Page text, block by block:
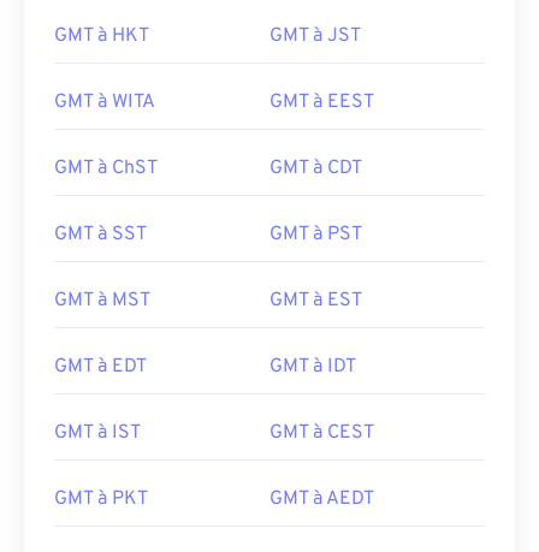
GMT à HKT GMT à JST
GMT à WITA GMT à EEST
GMT à ChST GMT à CDT
GMT à SST GMT à PST
GMT à MST GMT à EST
GMT à EDT GMT à IDT
GMT à IST GMT à CEST
GMT à PKT GMT à AEDT